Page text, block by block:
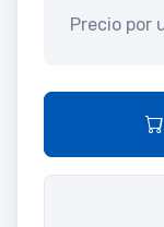
Precio por